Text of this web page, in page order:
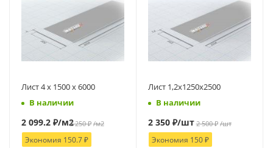
Лист 4 х 1500 х 6000
В наличии
2 250₽ /м2
2 099.2 ₽/м2
Экономия 150.7₽
Лист 1,2х1250х2500
В наличии
2 500₽ /шт
2 350 ₽/шт
Экономия 150₽